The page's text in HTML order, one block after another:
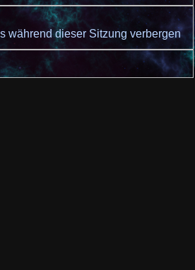
während dieser Sitzung verbergen